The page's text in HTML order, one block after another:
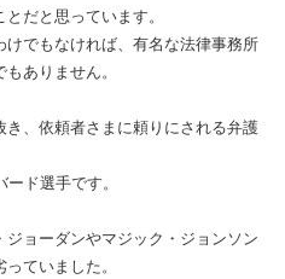
だと思っています。
けでもなければ、有名な法律事務所
ありません。
、依頼者さまに頼りにされる弁護
ド選手です。
ョーダンやマジック・ジョンソン
ていました。